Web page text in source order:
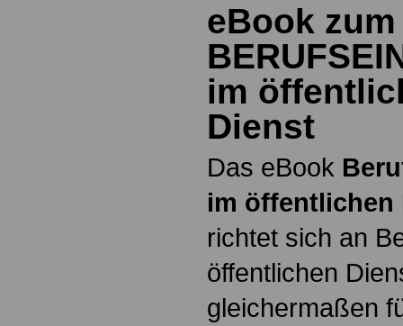
eBook zum
im
Dienst
Das eBook
im öffentlichen
richtet sich an
öffentlichen
gleichermaßen